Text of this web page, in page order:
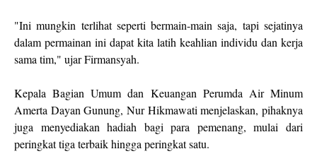
"Ini mungkin terlihat seperti bermain-main saja, tapi sejatinya
dalam permainan ini dapat kita latih keahlian individu dan kerja
sama tim," ujar Firmansyah.
Kepala Bagian Umum dan Keuangan Perumda Air Minum
Amerta Dayan Gunung, Nur Hikmawati menjelaskan, pihaknya
juga menyediakan hadiah bagi para pemenang, mulai dari
peringkat tiga terbaik hingga peringkat satu.